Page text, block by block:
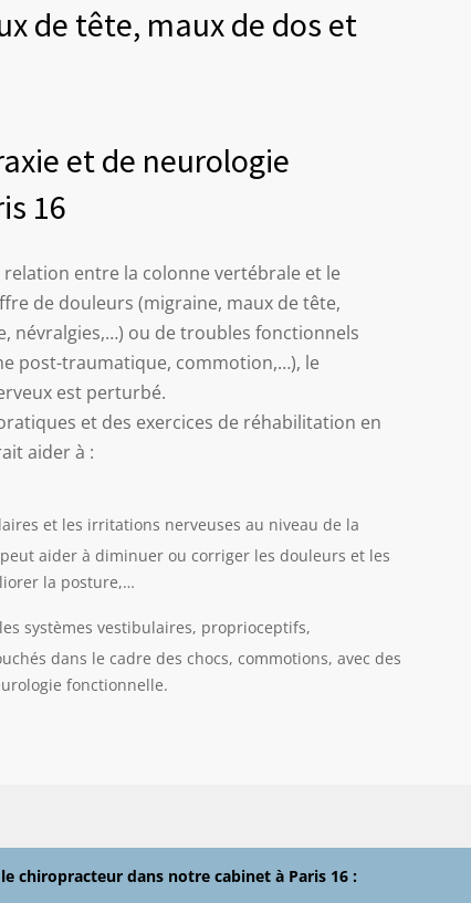
de tête, maux de dos et
et de neurologie
16
entre la colonne vertébrale et le
de douleurs (migraine, maux de tête,
névralgies,…) ou de troubles fonctionnels
post-traumatique, commotion,…), le
est perturbé.
et des exercices de réhabilitation en
aider à :
et les irritations nerveuses au niveau de la
aider à diminuer ou corriger les douleurs et les
la posture,…
systèmes vestibulaires, proprioceptifs,
dans le cadre des chocs, commotions, avec des
fonctionnelle.
chiropracteur dans notre cabinet à Paris 16 :